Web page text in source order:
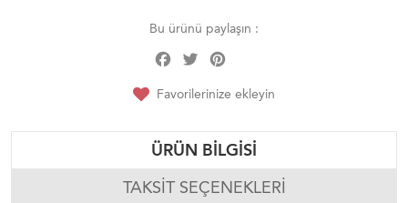
Bu ürünü paylaşın :
Facebook
Twitter
Favorilerinize ekleyin
ÜRÜN BILGISI
TAKSIT SEÇENEKLERI